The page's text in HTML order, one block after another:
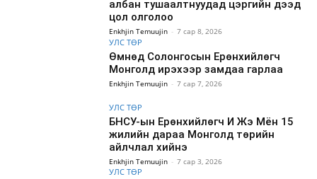
албан тушаалтнуудад цэргийн дээд
цол олголоо
Enkhjin Temuujin - 7 сар 8, 2026
УЛС ТӨР
Өмнөд Солонгосын Ерөнхийлөгч
Монголд ирэхээр замдаа гарлаа
Enkhjin Temuujin - 7 сар 7, 2026
УЛС ТӨР
БНСУ-ын Ерөнхийлөгч И Жэ Мён 15
жилийн дараа Монголд төрийн
айлчлал хийнэ
Enkhjin Temuujin - 7 сар 3, 2026
УЛС ТӨР